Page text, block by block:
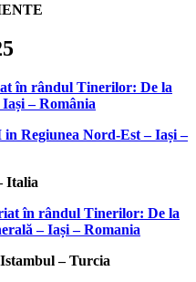
în rândul Tinerilor: De la
– România
Regiunea Nord-Est – Iași –
Italia
în rândul Tinerilor: De la
– Iași – Romania
– Turcia